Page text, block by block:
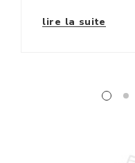
lire la suite